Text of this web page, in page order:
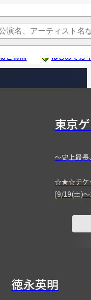
ご質問 はじめてガ
東京
～史上最長
☆★☆チケ
[9/19(土)
徳永英明